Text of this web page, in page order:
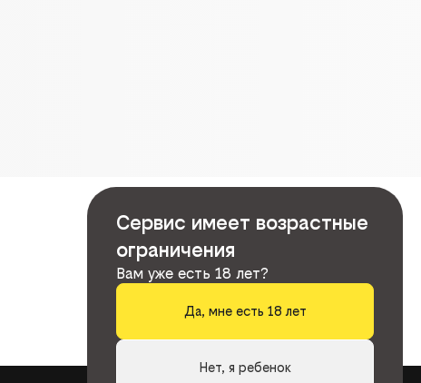
Сервис имеет возрастные
ограничения
Вам уже есть 18 лет?
Да, мне есть 18 лет
Нет, я ребенок